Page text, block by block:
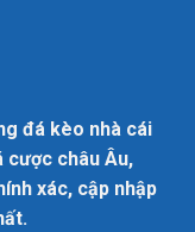
đá kèo nhà cái
cược châu Âu,
xác, cập nhập